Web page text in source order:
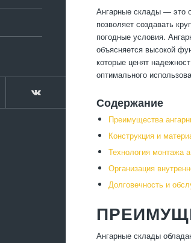
Ангарные склады — это
позволяет создавать
погодные условия.
объясняется высокой
которые ценят
оптимального
Содержание
Преимущества
Конструкция и
Технология монтажа
Организация
Долговечность и
Ангарные склады